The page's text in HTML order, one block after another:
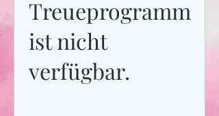
Treueprogramm
ist nicht
verfügbar.